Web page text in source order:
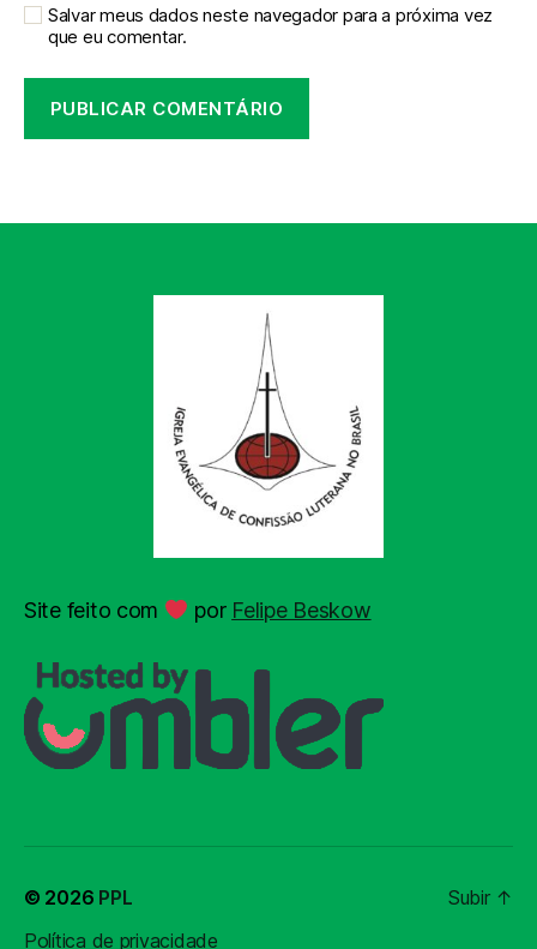
Salvar meus dados neste navegador para a próxima vez
que eu comentar.
Site feito com por Felipe Beskow
© 2026 PPL
Política de privacidade
Subir ↑